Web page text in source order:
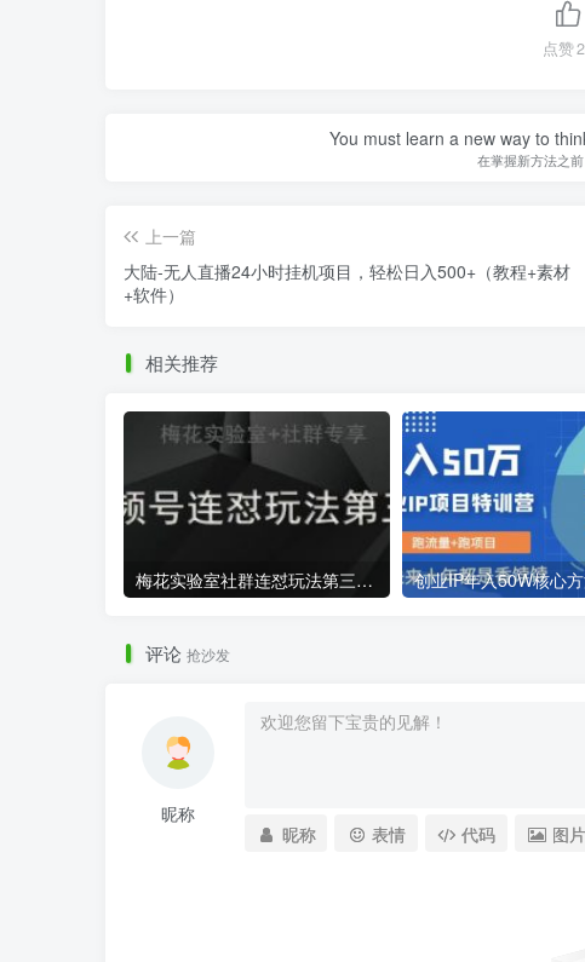
点赞
You must learn a new way to
在掌握新方法之
上一篇
大陆-无人直播24小时挂机项目，轻松日入500+（教程+素材
+软件）
相关推荐
梅花实验室社群连怼玩法第三期轻原创玩法+测素材方式
评论 抢沙发
昵称
昵称 表情 代码 图片